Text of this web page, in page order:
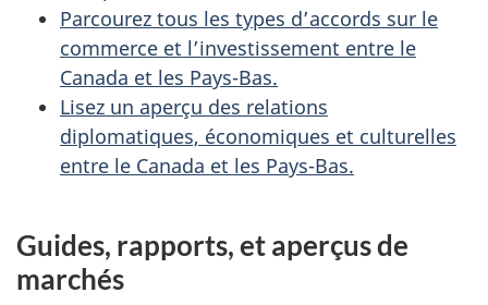
Parcourez tous les types d’accords sur le
commerce et l’investissement entre le
Canada et les Pays-Bas.
Lisez un aperçu des relations
diplomatiques, économiques et culturelles
entre le Canada et les Pays-Bas.
Guides, rapports, et aperçus de
marchés